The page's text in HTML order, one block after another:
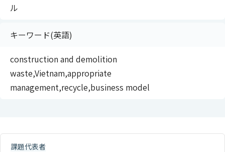
ル
キーワード(英語)
construction and demolition
waste,Vietnam,appropriate
management,recycle,business model
課題代表者